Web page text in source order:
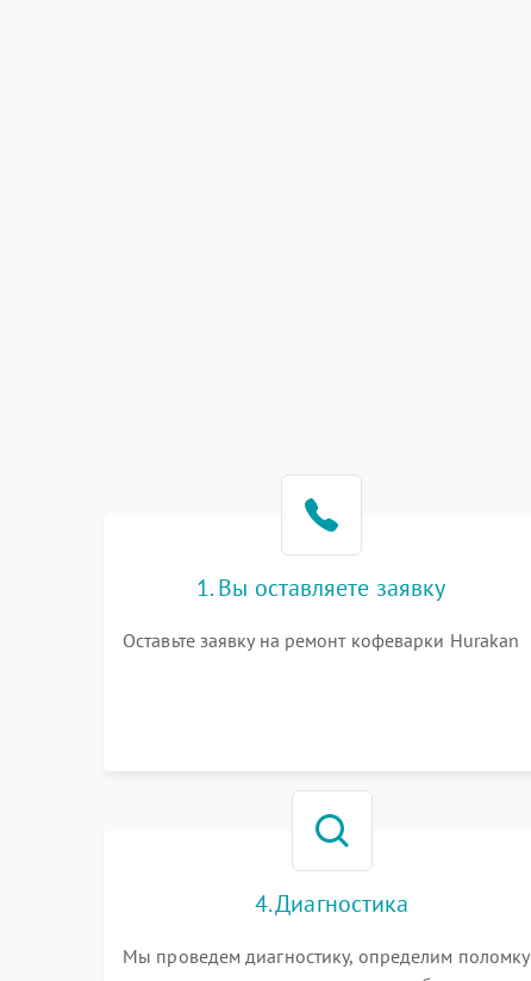
1. Вы оставляете заявку
Оставьте заявку на ремонт кофеварки Hurakan
4. Диагностика
Мы проведем диагностику, определим поломку